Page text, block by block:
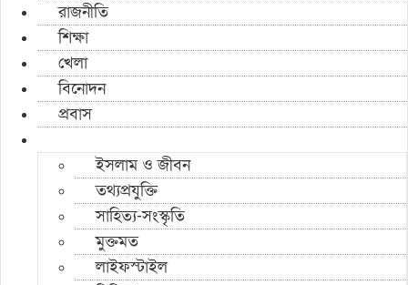
রাজনীতি
শিক্ষা
খেলা
বিনোদন
প্রবাস
ইসলাম ও জীবন
তথ্যপ্রযুক্তি
সাহিত্য-সংস্কৃতি
মুক্তমত
লাইফস্টাইল